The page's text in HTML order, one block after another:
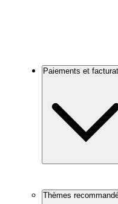
Paiements et
Thèmes